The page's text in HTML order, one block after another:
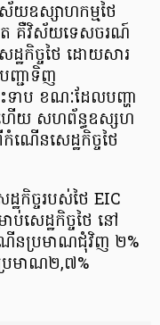
ស័យឧស្សាហកម្មថៃ
ត គឺវិស័យ​ទេសចរណ៍
ឋកិច្ចថៃ ដោយសារ​
ញ្ជាទិញ
ទាប ខណៈដែលបញ្ហា​
ះហើយ សហព័ន្ធ​ឧស្សហ
កំណើន​សេដ្ឋកិច្ច​ថៃ
ឋកិច្ច​របស់ថៃ EIC
ាប់សេដ្ឋកិច្ចថៃ នៅ
ណើន​ប្រមាណជុំវិញ ២%
រមាណ​២,៧%